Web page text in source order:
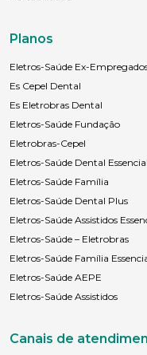
Planos
Eletros-Saúde Ex-
Es Cepel Dental
Es Eletrobras Dental
Eletros-Saúde Fundação
Eletrobras-Cepel
Eletros-Saúde Dental Essencial
Eletros-Saúde Família
Eletros-Saúde Dental Plus
Eletros-Saúde Assistidos
Eletros-Saúde – Eletrobras
Eletros-Saúde Família
Eletros-Saúde AEPE
Eletros-Saúde Assistidos
Canais de